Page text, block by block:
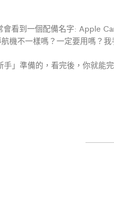
看到一個配備名字: Apple
機不一樣嗎？一定要用嗎？我
」準備的，看完後，你就能